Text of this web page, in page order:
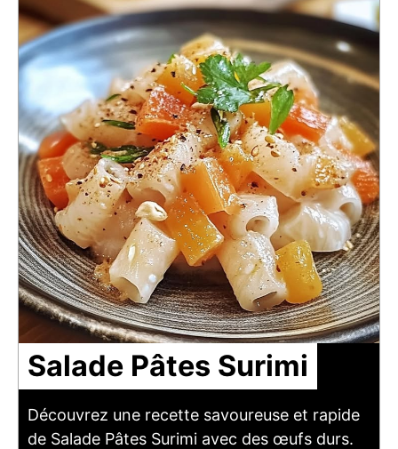
Salade Pâtes Surimi
Découvrez une recette savoureuse et rapide
de Salade Pâtes Surimi avec des œufs durs.